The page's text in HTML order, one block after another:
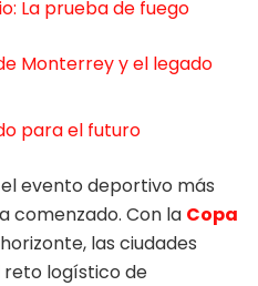
La prueba de fuego
Monterrey y el legado
para el futuro
evento deportivo más
comenzado. Con la Copa
las ciudades
reto logístico de